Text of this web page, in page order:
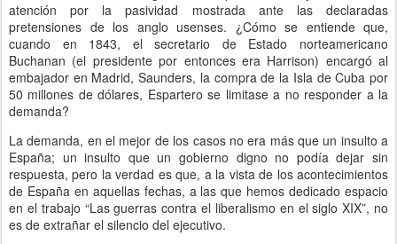
atención por la pasividad mostrada ante las declaradas
pretensiones de los anglo usenses. ¿Cómo se entiende que,
cuando en 1843, el secretario de Estado norteamericano
Buchanan (el presidente por entonces era Harrison) encargó al
embajador en Madrid, Saunders, la compra de la Isla de Cuba por
50 millones de dólares, Espartero se limitase a no responder a la
demanda?
La demanda, en el mejor de los casos no era más que un insulto a
España; un insulto que un gobierno digno no podía dejar sin
respuesta, pero la verdad es que, a la vista de los acontecimientos
de España en aquellas fechas, a las que hemos dedicado espacio
en el trabajo “Las guerras contra el liberalismo en el siglo XIX”, no
es de extrañar el silencio del ejecutivo.